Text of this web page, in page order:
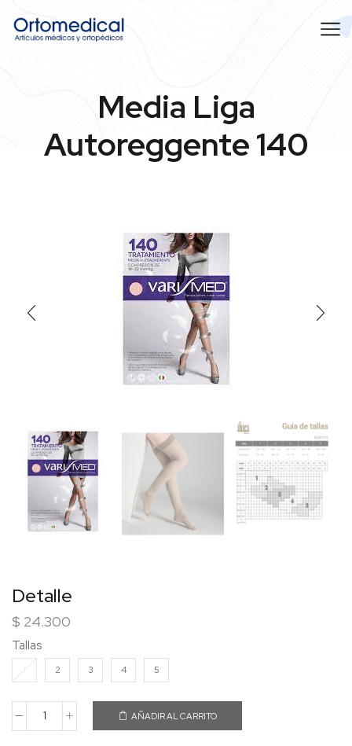
Media Liga
Autoreggente 140
Detalle
$ 24.300
Tallas
1 2 3 4 5
AÑADIR AL CARRITO